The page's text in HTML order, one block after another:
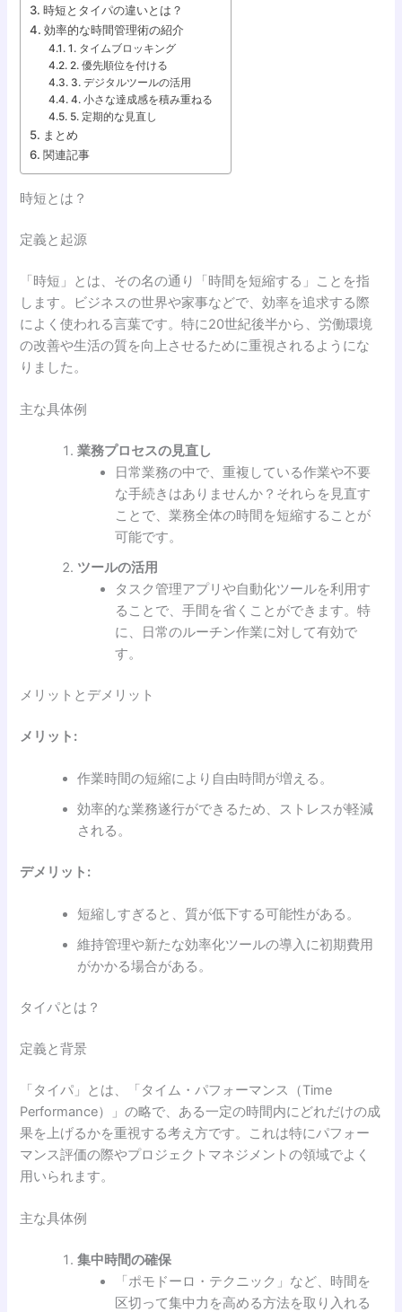
時短とタイパの違いとは？
効率的な時間管理術の紹介
1. タイムブロッキング
2. 優先順位を付ける
3. デジタルツールの活用
4. 小さな達成感を積み重ねる
5. 定期的な見直し
まとめ
関連記事
時短とは？
定義と起源
「時短」とは、その名の通り「時間を短縮する」ことを指
します。ビジネスの世界や家事などで、効率を追求する際
によく使われる言葉です。特に20世紀後半から、労働環境
の改善や生活の質を向上させるために重視されるようにな
りました。
主な具体例
業務プロセスの見直し
日常業務の中で、重複している作業や不要
な手続きはありませんか？それらを見直す
ことで、業務全体の時間を短縮することが
可能です。
ツールの活用
タスク管理アプリや自動化ツールを利用す
ることで、手間を省くことができます。特
に、日常のルーチン作業に対して有効で
す。
メリットとデメリット
メリット:
作業時間の短縮により自由時間が増える。
効率的な業務遂行ができるため、ストレスが軽減
される。
デメリット:
短縮しすぎると、質が低下する可能性がある。
維持管理や新たな効率化ツールの導入に初期費用
がかかる場合がある。
タイパとは？
定義と背景
「タイパ」とは、「タイム・パフォーマンス（Time
Performance）」の略で、ある一定の時間内にどれだけの成
果を上げるかを重視する考え方です。これは特にパフォー
マンス評価の際やプロジェクトマネジメントの領域でよく
用いられます。
主な具体例
集中時間の確保
「ポモドーロ・テクニック」など、時間を
区切って集中力を高める方法を取り入れる